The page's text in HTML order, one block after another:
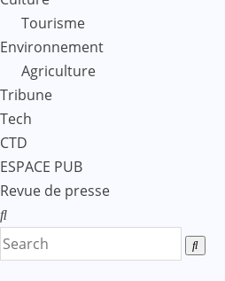
Tourisme
Environnement
Agriculture
Tribune
Tech
CTD
ESPACE PUB
Revue de presse